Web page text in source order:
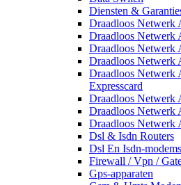
Diensten &
Draadloos Netwerk
Draadloos Netwerk
Draadloos Netwerk
Draadloos Netwerk
Draadloos Netwerk
Expresscard
Draadloos Netwerk
Draadloos Netwerk
Draadloos Netwerk
Dsl & Isdn Routers
Dsl En Isdn-modems
Firewall / Vpn /
Gps-apparaten